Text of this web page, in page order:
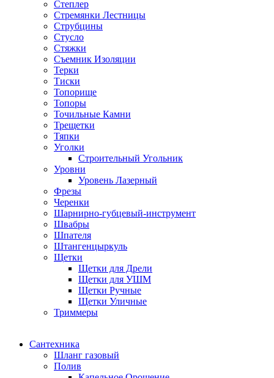
Степлер
Стремянки Лестницы
Струбцины
Стусло
Стяжки
Съемник Изоляции
Терки
Тиски
Топорище
Топоры
Точильные Камни
Трещетки
Тяпки
Уголки
Строительный Угольник
Уровни
Уровень Лазерный
Фрезы
Черенки
Шарнирно-губцевый-инструмент
Швабры
Шпателя
Штангенцыркуль
Щетки
Щетки для Дрели
Щетки для УШМ
Щетки Ручные
Щетки Уличные
Триммеры
Сантехника
Шланг газовый
Полив